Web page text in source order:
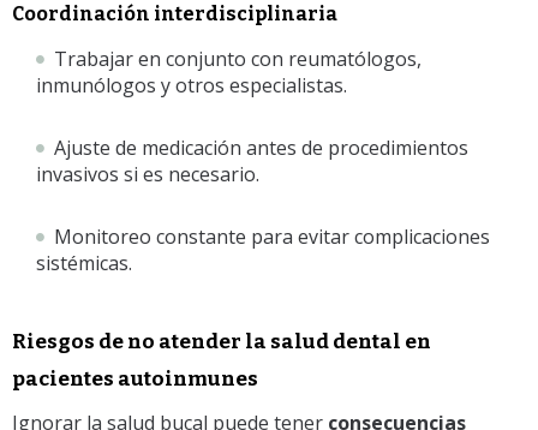
Coordinación interdisciplinaria
Trabajar en conjunto con reumatólogos,
inmunólogos y otros especialistas.
Ajuste de medicación antes de procedimientos
invasivos si es necesario.
Monitoreo constante para evitar complicaciones
sistémicas.
Riesgos de no atender la salud dental en
pacientes autoinmunes
Ignorar la salud bucal puede tener consecuencias